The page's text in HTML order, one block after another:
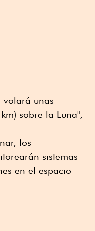
volará unas
sobre la Luna",
los
sistemas
en el espacio